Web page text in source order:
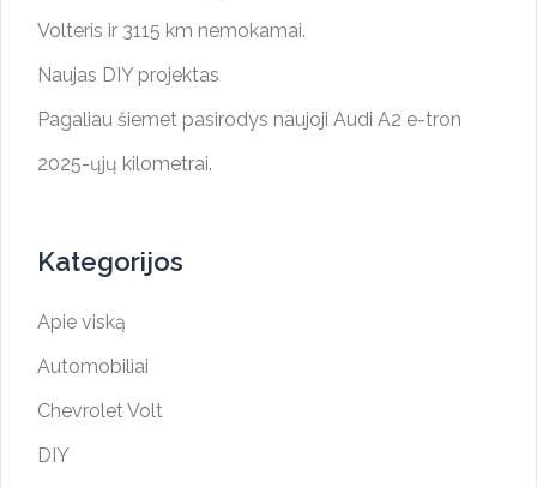
Volteris ir 3115 km nemokamai.
Naujas DIY projektas
Pagaliau šiemet pasirodys naujoji Audi A2 e-tron
2025-ųjų kilometrai.
Kategorijos
Apie viską
Automobiliai
Chevrolet Volt
DIY